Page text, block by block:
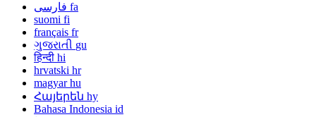
فارسی fa
suomi fi
français fr
ગુજરાતી gu
हिन्दी hi
hrvatski hr
magyar hu
Հայերեն hy
Bahasa Indonesia id